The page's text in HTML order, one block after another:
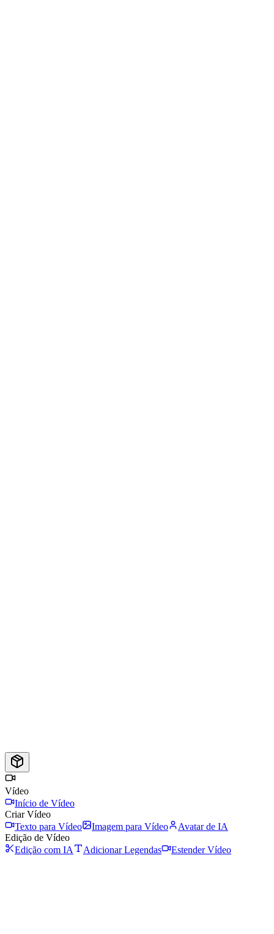
Vídeo
Início de Vídeo
Criar Vídeo
Texto para Vídeo
Imagem para Vídeo
Avatar de IA
Edição de Vídeo
Edição com IA
Adicionar Legendas Estender Vídeo